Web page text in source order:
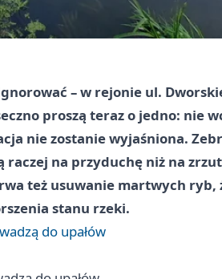
– w rejonie ul.
proszą teraz o jedno: nie
nie zostanie wyjaśniona.
na przyduchę niż na
też usuwanie martwych ryb,
stanu rzeki.
do upałów